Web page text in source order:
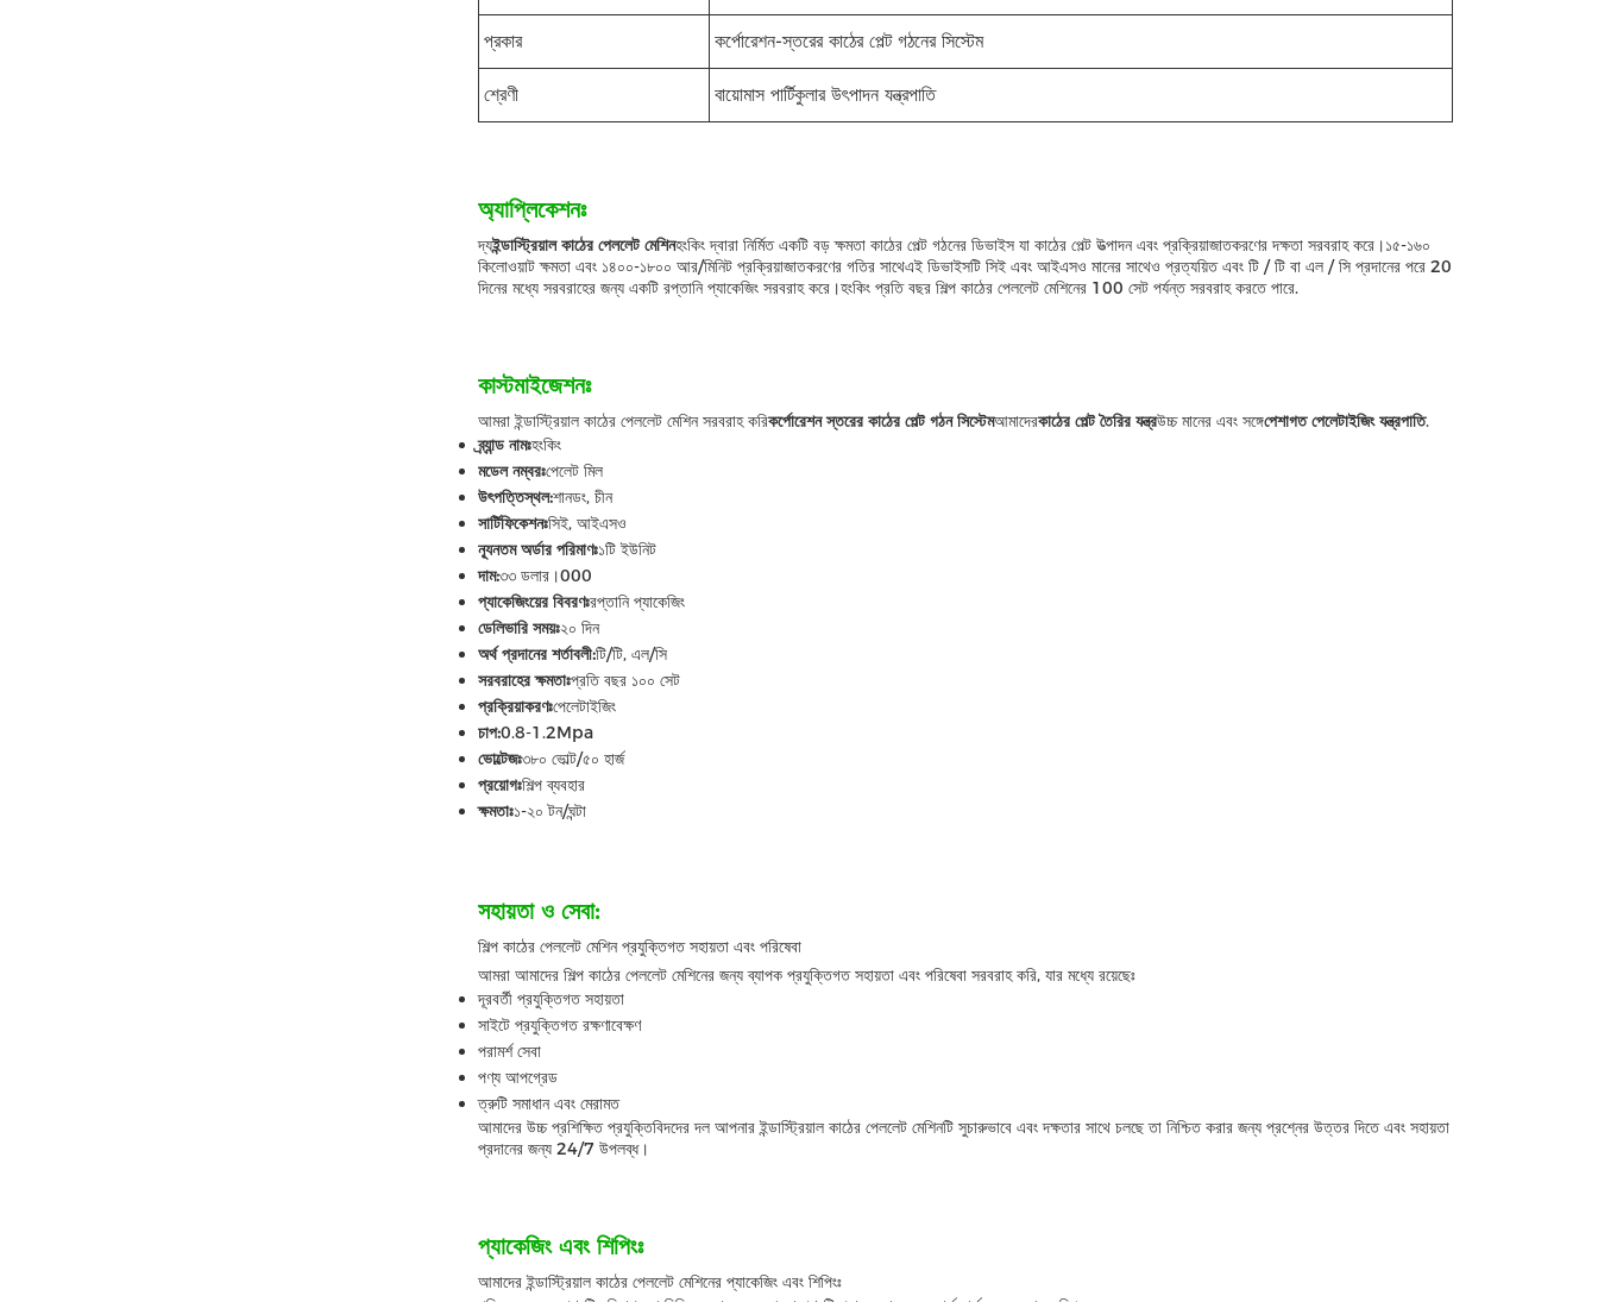
প্রকার কর্পোরেশন-স্তরের কাঠের পেল্ট গঠনের সিস্টেম
শ্রেণী বায়োমাস পার্টিকুলার উৎপাদন যন্ত্রপাতি
অ্যাপ্লিকেশনঃ
দ্যইন্ডাস্ট্রিয়াল কাঠের পেললেট মেশিনহংকিং দ্বারা নির্মিত একটি বড় ক্ষমতা কাঠের পেল্ট গঠনের ডিভাইস যা কাঠের পেল্ট উত্পাদন এবং প্রক্রিয়াজাতকরণের দক্ষতা সরবরাহ করে।১৫-১৬০
কিলোওয়াট ক্ষমতা এবং ১৪০০-১৮০০ আর/মিনিট প্রক্রিয়াজাতকরণের গতির সাথেএই ডিভাইসটি সিই এবং আইএসও মানের সাথেও প্রত্যয়িত এবং টি / টি বা এল / সি প্রদানের পরে 20
দিনের মধ্যে সরবরাহের জন্য একটি রপ্তানি প্যাকেজিং সরবরাহ করে।হংকিং প্রতি বছর শিল্প কাঠের পেললেট মেশিনের 100 সেট পর্যন্ত সরবরাহ করতে পারে.
কাস্টমাইজেশনঃ
আমরা ইন্ডাস্ট্রিয়াল কাঠের পেললেট মেশিন সরবরাহ করিকর্পোরেশন স্তরের কাঠের পেল্ট গঠন সিস্টেমআমাদেরকাঠের পেল্ট তৈরির যন্ত্রউচ্চ মানের এবং সঙ্গেপেশাগত পেলেটাইজিং যন্ত্রপাতি.
ব্র্যান্ড নামঃহংকিং
মডেল নম্বরঃপেলেট মিল
উৎপত্তিস্থল:শানডং, চীন
সার্টিফিকেশনঃসিই, আইএসও
ন্যূনতম অর্ডার পরিমাণঃ১টি ইউনিট
দাম:৩৩ ডলার।000
প্যাকেজিংয়ের বিবরণঃরপ্তানি প্যাকেজিং
ডেলিভারি সময়ঃ২০ দিন
অর্থ প্রদানের শর্তাবলী:টি/টি, এল/সি
সরবরাহের ক্ষমতাঃপ্রতি বছর ১০০ সেট
প্রক্রিয়াকরণঃপেলেটাইজিং
চাপ:0.8-1.2Mpa
ভোল্টেজঃ৩৮০ ভোল্ট/৫০ হার্জ
প্রয়োগঃশিল্প ব্যবহার
ক্ষমতাঃ১-২০ টন/ঘন্টা
সহায়তা ও সেবা:
শিল্প কাঠের পেললেট মেশিন প্রযুক্তিগত সহায়তা এবং পরিষেবা
আমরা আমাদের শিল্প কাঠের পেললেট মেশিনের জন্য ব্যাপক প্রযুক্তিগত সহায়তা এবং পরিষেবা সরবরাহ করি, যার মধ্যে রয়েছেঃ
দূরবর্তী প্রযুক্তিগত সহায়তা
সাইটে প্রযুক্তিগত রক্ষণাবেক্ষণ
পরামর্শ সেবা
পণ্য আপগ্রেড
ত্রুটি সমাধান এবং মেরামত
আমাদের উচ্চ প্রশিক্ষিত প্রযুক্তিবিদদের দল আপনার ইন্ডাস্ট্রিয়াল কাঠের পেললেট মেশিনটি সুচারুভাবে এবং দক্ষতার সাথে চলছে তা নিশ্চিত করার জন্য প্রশ্নের উত্তর দিতে এবং সহায়তা
প্রদানের জন্য 24/7 উপলব্ধ।
প্যাকেজিং এবং শিপিংঃ
আমাদের ইন্ডাস্ট্রিয়াল কাঠের পেললেট মেশিনের প্যাকেজিং এবং শিপিংঃ